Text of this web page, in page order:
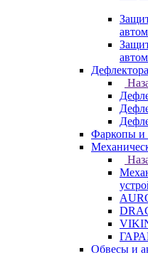
Фаркопы и
Обвесы и